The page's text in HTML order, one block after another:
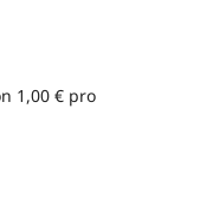
1,00 € pro